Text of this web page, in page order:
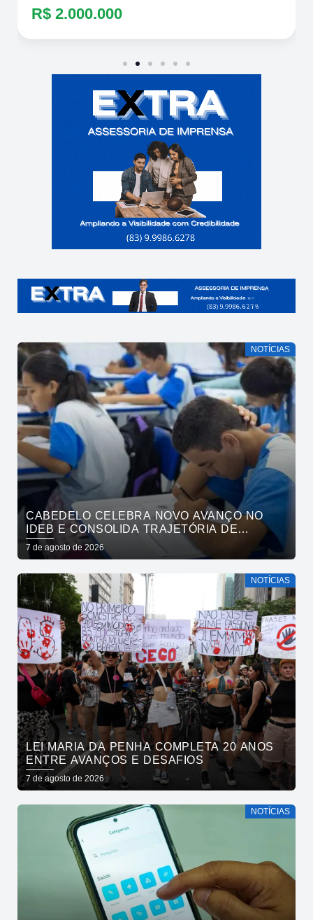
R$ 2.000.000
NOTÍCIAS
CABEDELO CELEBRA NOVO AVANÇO NO
IDEB E CONSOLIDA TRAJETÓRIA DE
CRESCIMENTO NA EDUCAÇÃO PÚBLICA
7 de agosto de 2026
NOTÍCIAS
LEI MARIA DA PENHA COMPLETA 20 ANOS
ENTRE AVANÇOS E DESAFIOS
7 de agosto de 2026
NOTÍCIAS